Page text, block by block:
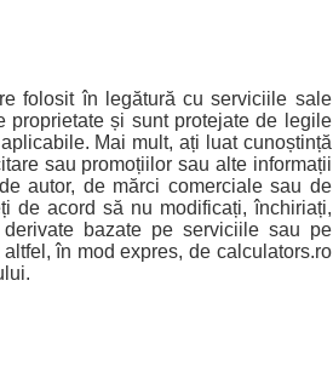
folosit în legătură cu serviciile sale
proprietate și sunt protejate de legile
Mai mult, ați luat cunoștință
sau promoțiilor sau alte informații
autor, de mărci comerciale sau de
de acord să nu modificați, închiriați,
bazate pe serviciile sau pe
în mod expres, de calculators.ro